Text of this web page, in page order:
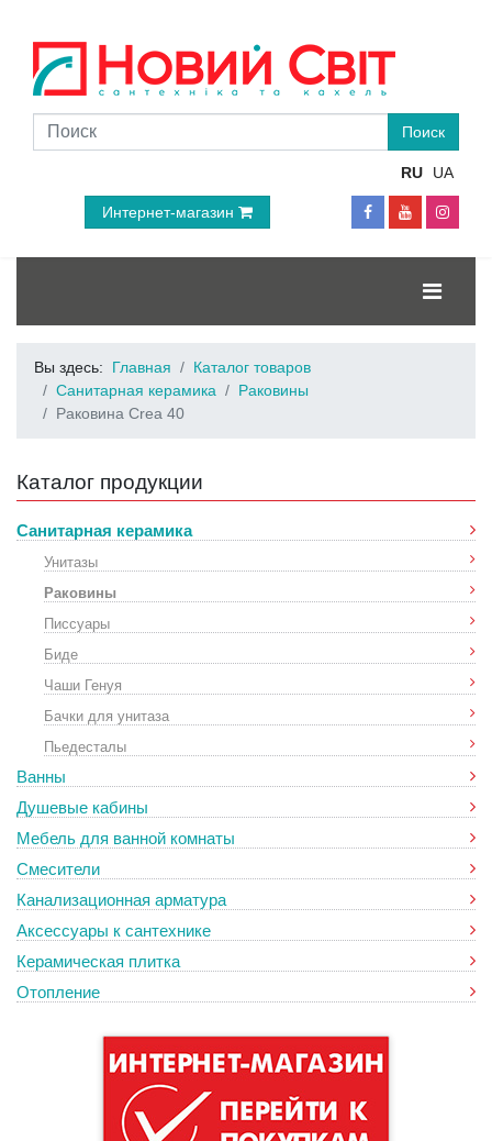
RU UA
Интернет-магазин
Вы здесь: Главная
Каталог товаров
Санитарная керамика
Раковины
Раковина Crea 40
Каталог продукции
Санитарная керамика
Унитазы
Раковины
Писсуары
Биде
Чаши Генуя
Бачки для унитаза
Пьедесталы
Ванны
Душевые кабины
Мебель для ванной комнаты
Смесители
Канализационная арматура
Аксессуары к сантехнике
Керамическая плитка
Отопление